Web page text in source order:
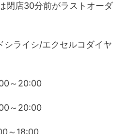
閉店30分前がラストオーダ
ライシ/エクセルコダイヤ
～20:00
～20:00
～18:00